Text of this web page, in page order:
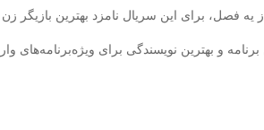
یه فصل، برای این سریال نامزد بهترین بازیگر
و بهترین نویسندگی برای ویژه‌برنامه‌های